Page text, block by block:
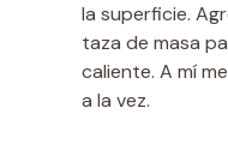
la superficie.
taza de masa
caliente. A mí
a la vez.